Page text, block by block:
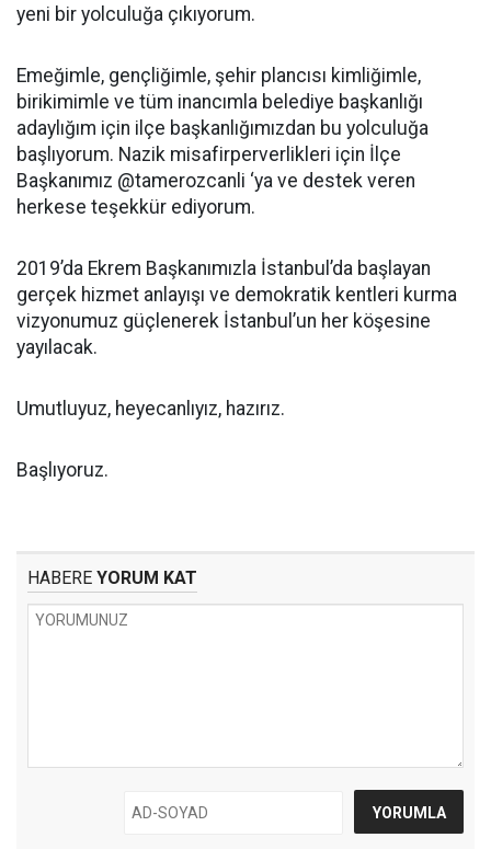
yeni bir yolculuğa çıkıyorum.
Emeğimle, gençliğimle, şehir plancısı kimliğimle,
birikimimle ve tüm inancımla belediye başkanlığı
adaylığım için ilçe başkanlığımızdan bu yolculuğa
başlıyorum. Nazik misafirperverlikleri için İlçe
Başkanımız @tamerozcanli ‘ya ve destek veren
herkese teşekkür ediyorum.
2019’da Ekrem Başkanımızla İstanbul’da başlayan
gerçek hizmet anlayışı ve demokratik kentleri kurma
vizyonumuz güçlenerek İstanbul’un her köşesine
yayılacak.
Umutluyuz, heyecanlıyız, hazırız.
Başlıyoruz.
HABERE YORUM KAT